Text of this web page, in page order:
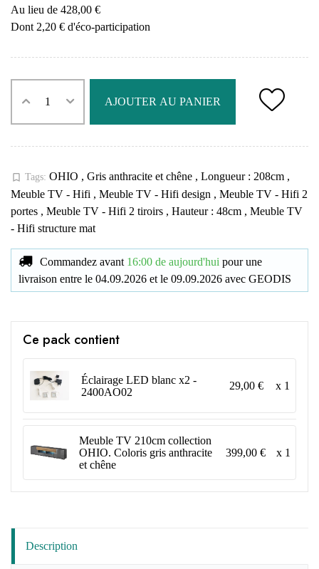
Au lieu de 428,00 €
Dont 2,20 € d'éco-participation
AJOUTER AU PANIER
bookmark_border Tags: OHIO , Gris anthracite et chêne , Longueur : 208cm ,
Meuble TV - Hifi , Meuble TV - Hifi design , Meuble TV - Hifi 2
portes , Meuble TV - Hifi 2 tiroirs , Hauteur : 48cm , Meuble TV
- Hifi structure mat
Commandez avant 16:00 de aujourd'hui pour une
livraison entre le 04.09.2026 et le 09.09.2026 avec GEODIS
Ce pack contient
Éclairage LED blanc x2 -
2400AO02
29,00 € x 1
Meuble TV 210cm collection
OHIO. Coloris gris anthracite
et chêne
399,00 € x 1
Description